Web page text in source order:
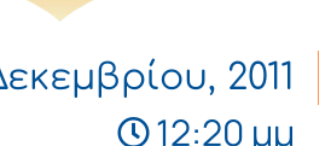
2011
12:20 μμ